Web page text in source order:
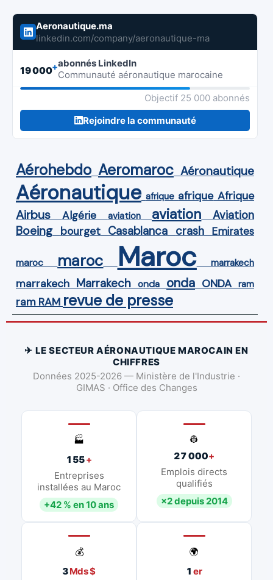
Aeronautique.ma
linkedin.com/company/aeronautique-ma
19 000+abonnés LinkedIn
Communauté aéronautique marocaine
Objectif 25 000 abonnés
Rejoindre la communauté
Aérohebdo Aeromaroc Aéronautique
Aéronautique afrique afrique Afrique
Airbus Algérie aviation aviation Aviation
Boeing bourget Casablanca crash Emirates
maroc maroc Maroc marrakech
marrakech Marrakech onda onda ONDA ram
ram RAM revue de presse
✈ LE SECTEUR AÉRONAUTIQUE MAROCAIN EN
CHIFFRES
Données 2025-2026 — Ministère de l'Industrie ·
GIMAS · Office des Changes
🏭
155+
Entreprises
installées au Maroc
+42 % en 10 ans
👷
27 000+
Emplois directs
qualifiés
×2 depuis 2014
💰
3Mds $
🌍
1 er